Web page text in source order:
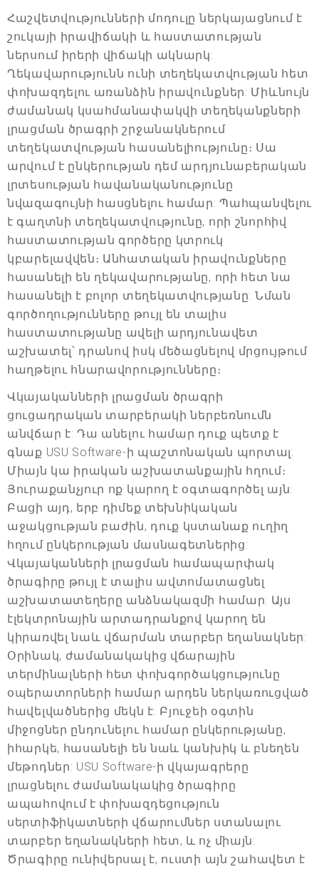
Հաշվետվությունների մոդուլը ներկայացնում է
շուկայի իրավիճակի և հաստատության
ներսում իրերի վիճակի ակնարկ:
Ղեկավարությունն ունի տեղեկատվության հետ
փոխազդելու առանձին իրավունքներ: Միևնույն
ժամանակ կսահմանափակվի տեղեկանքների
լրացման ծրագրի շրջանակներում
տեղեկատվության հասանելիությունը։ Սա
արվում է ընկերության դեմ արդյունաբերական
լրտեսության հավանականությունը
նվազագույնի հասցնելու համար: Պահպանվելու
է գաղտնի տեղեկատվությունը, որի շնորհիվ
հաստատության գործերը կտրուկ
կբարելավվեն։ Անհատական իրավունքները
հասանելի են ղեկավարությանը, որի հետ նա
հասանելի է բոլոր տեղեկատվությանը: Նման
գործողությունները թույլ են տալիս
հաստատությանը ավելի արդյունավետ
աշխատել՝ դրանով իսկ մեծացնելով մրցույթում
հաղթելու հնարավորությունները։
Վկայականների լրացման ծրագրի
ցուցադրական տարբերակի ներբեռնումն
անվճար է: Դա անելու համար դուք պետք է
գնաք USU Software-ի պաշտոնական պորտալ:
Միայն կա իրական աշխատանքային հղում։
Յուրաքանչյուր ոք կարող է օգտագործել այն:
Բացի այդ, երբ դիմեք տեխնիկական
աջակցության բաժին, դուք կստանաք ուղիղ
հղում ընկերության մասնագետներից:
Վկայականների լրացման համապարփակ
ծրագիրը թույլ է տալիս ավտոմատացնել
աշխատատեղերը անձնակազմի համար: Այս
էլեկտրոնային արտադրանքով կարող են
կիրառվել նաև վճարման տարբեր եղանակներ:
Օրինակ, ժամանակակից վճարային
տերմինալների հետ փոխգործակցությունը
օպերատորների համար արդեն ներկառուցված
հավելվածներից մեկն է: Բյուջեի օգտին
միջոցներ ընդունելու համար ընկերությանը,
իհարկե, հասանելի են նաև կանխիկ և բնեղեն
մեթոդներ: USU Software-ի վկայագրերը
լրացնելու ժամանակակից ծրագիրը
ապահովում է փոխազդեցություն
սերտիֆիկատների վճարումներ ստանալու
տարբեր եղանակների հետ, և ոչ միայն:
Ծրագիրը ունիվերսալ է, ուստի այն շահավետ է